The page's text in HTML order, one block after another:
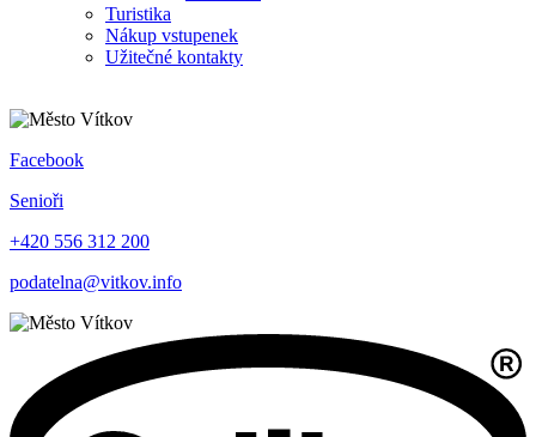
Turistika
Nákup vstupenek
Užitečné kontakty
Facebook
Senioři
+420 556 312 200
podatelna@vitkov.info